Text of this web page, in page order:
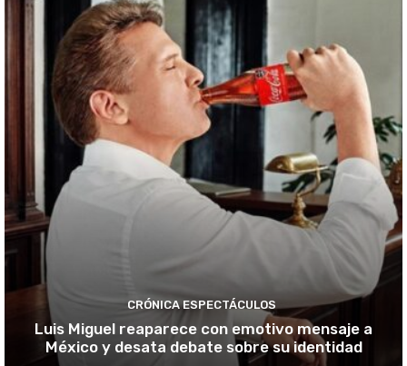
CRÓNICA ESPECTÁCULOS
Luis Miguel reaparece con emotivo mensaje a
México y desata debate sobre su identidad